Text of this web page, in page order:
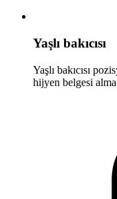
Yaşlı bakıcısı
Yaşlı bakıcısı
hijyen belgesi